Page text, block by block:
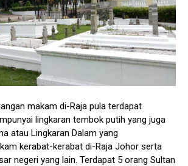
makam di-Raja pula terdapat
lingkaran tembok putih yang juga
atau Lingkaran Dalam yang
kerabat-kerabat di-Raja Johor serta
negeri yang lain. Terdapat 5 orang Sultan